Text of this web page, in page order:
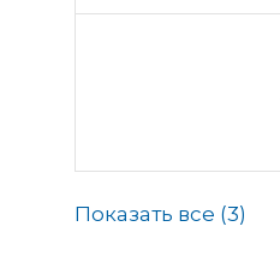
Показать все (3)